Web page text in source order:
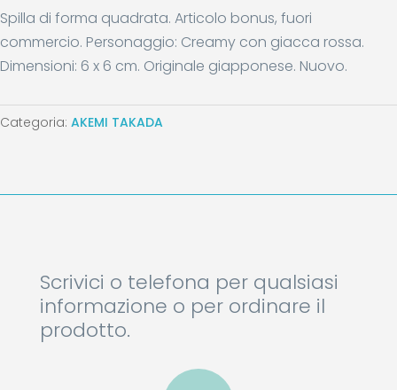
Spilla di forma quadrata. Articolo bonus, fuori
commercio. Personaggio: Creamy con giacca rossa.
Dimensioni: 6 x 6 cm. Originale giapponese. Nuovo.
Categoria: AKEMI TAKADA
Scrivici o telefona per qualsiasi
informazione o per ordinare il
prodotto.